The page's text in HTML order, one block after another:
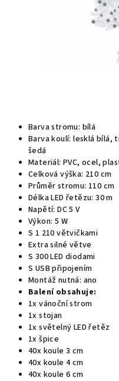
Barva stromu: bílá
Barva koulí: lesklá
šedá
Materiál: PVC, ocel,
Celková výška: 210 cm
Průměr stromu: 110 cm
Délka LED řetězu: 30 m
Napětí: DC 5 V
Výkon: 5 W
S 1 210 větvičkami
Extra silné větve
S 300 LED diodami
S USB připojením
Montáž nutná: ano
Balení obsahuje:
1x vánoční strom
1x stojan
1x světelný LED řetěz
1x špice
40x koule 3 cm
40x koule 4 cm
40x koule 6 cm